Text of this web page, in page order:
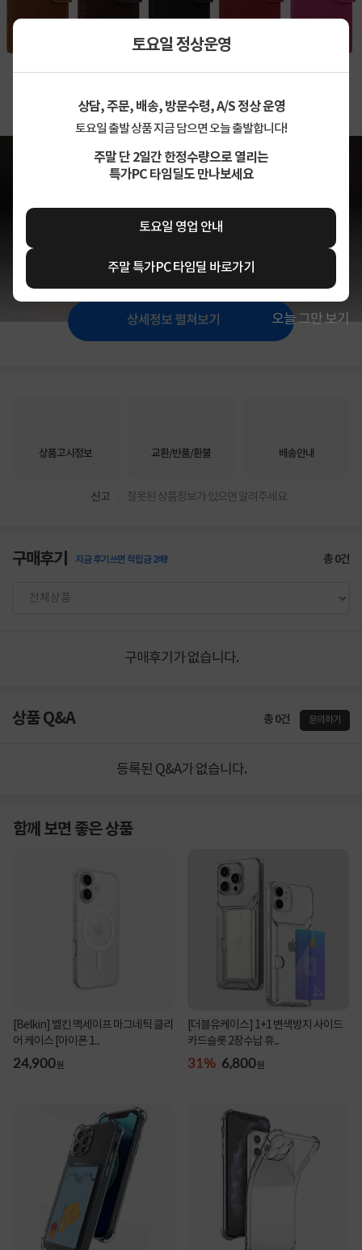
토요일 정상운영
상담, 주문, 배송, 방문수령, A/S 정상 운영
토요일 출발 상품 지금 담으면 오늘 출발합니다!
주말 단 2일간 한정수량으로 열리는
특가PC 타임딜도 만나보세요
토요일 영업 안내
주말 특가PC 타임딜 바로가기
오늘 그만 보기
상세정보 펼쳐보기
상품고시정보 교환/반품/환불 배송안내
신고 잘못된 상품정보가 있으면 알려주세요.
구매후기 지금 후기쓰면 적립금 2배! 총0건
구매후기가 없습니다.
상품 Q&A 총 0건 문의하기
등록된 Q&A가 없습니다.
함께 보면 좋은 상품
[Belkin] 벨킨 맥세이프 마그네틱 클리
어 케이스 [아이폰 1...
24,900원
[더블유케이스] 1+1 변색방지 사이드
카드슬롯 2장수납 휴...
31% 6,800원